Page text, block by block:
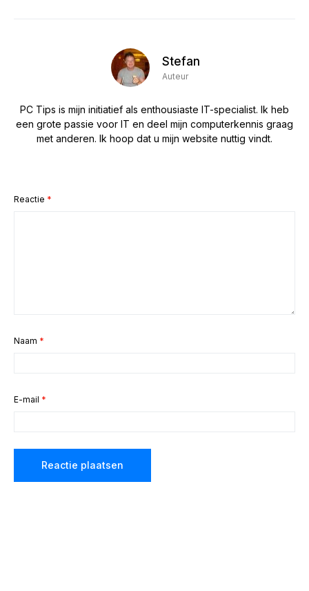
Stefan
Auteur
PC Tips is mijn initiatief als enthousiaste IT-specialist. Ik heb
een grote passie voor IT en deel mijn computerkennis graag
met anderen. Ik hoop dat u mijn website nuttig vindt.
Reactie *
Naam *
E-mail *